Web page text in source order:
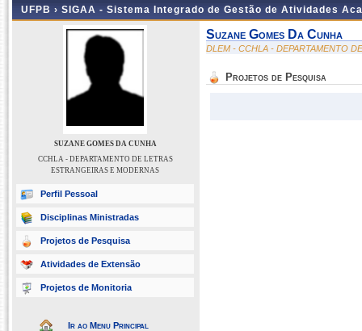
UFPB › SIGAA - Sistema Integrado de Gestão de Atividades
SUZANE GOMES DA CUNHA
CCHLA - DEPARTAMENTO DE LETRAS
ESTRANGEIRAS E MODERNAS
Perfil Pessoal
Disciplinas Ministradas
Projetos de Pesquisa
Atividades de Extensão
Projetos de Monitoria
Ir ao Menu Principal
Suzane Gomes Da Cunha
DLEM - CCHLA - DEPARTAMENTO
Projetos de Pesquisa